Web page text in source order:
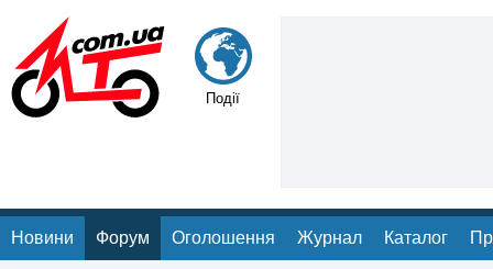
Події
Новини Форум Оголошення Журнал Каталог